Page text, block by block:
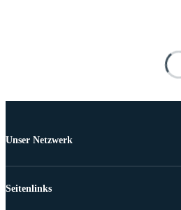
Unser Netzwerk
Seitenlinks